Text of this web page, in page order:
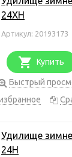
24XH
Артикул: 20193173
Купить
Быстрый
Удилище
24H